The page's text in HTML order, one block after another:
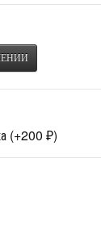
(+200 ₽)